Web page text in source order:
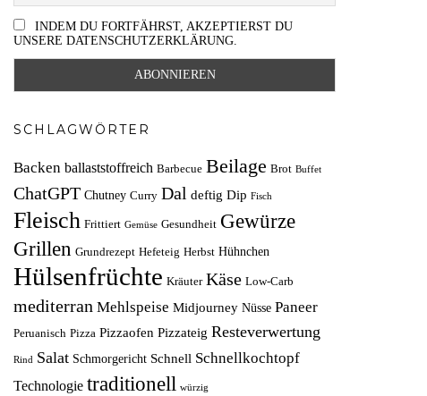
INDEM DU FORTFÄHRST, AKZEPTIERST DU
UNSERE DATENSCHUTZERKLÄRUNG.
SCHLAGWÖRTER
Backen ballaststoffreich Barbecue Beilage Brot Buffet
ChatGPT Chutney Curry Dal deftig Dip Fisch
Fleisch Frittiert Gemüse Gesundheit Gewürze
Grillen Grundrezept Hefeteig Herbst Hühnchen
Hülsenfrüchte Kräuter Käse Low-Carb
mediterran Mehlspeise Midjourney Nüsse Paneer
Peruanisch Pizza Pizzaofen Pizzateig Resteverwertung
Rind Salat Schmorgericht Schnell Schnellkochtopf
Technologie traditionell würzig